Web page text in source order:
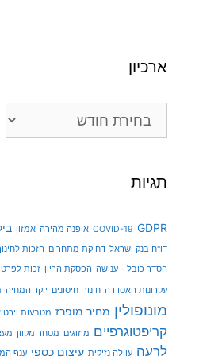
ארכיון
תגיות
COVID-19 GDPR אופנה מהירה אמזון
דו"ח בנק ישראל דחיקת מתחרים הזכות
הסדר כובל - ענישה הפסקת הריון זכות
עקרונות האסדרה חינוך חיסונים יוקר המחיה
מונופולין מחיר מופרז מטבעות
קריפטוגרפיים מיזוגים מסחר מקוון
לרעה עוולה נזיקית עיצום כספי ענף